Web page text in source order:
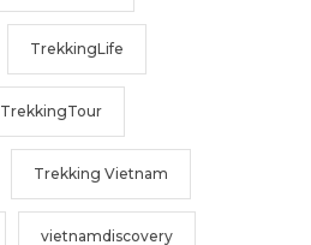
TrekkingLife
TrekkingTour
Trekking Vietnam
vietnamdiscovery